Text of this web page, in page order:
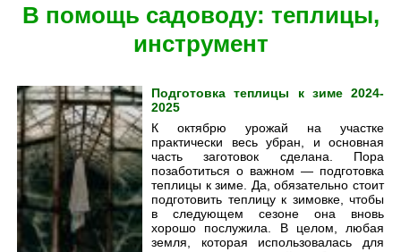
В помощь садоводу: теплицы,
инструмент
Подготовка теплицы к зиме 2024-
2025
К октябрю урожай на участке
практически весь убран, и основная
часть заготовок сделана. Пора
позаботиться о важном — подготовка
теплицы к зиме. Да, обязательно стоит
подготовить теплицу к зимовке, чтобы
в следующем сезоне она вновь
хорошо послужила. В целом, любая
земля, которая использовалась для